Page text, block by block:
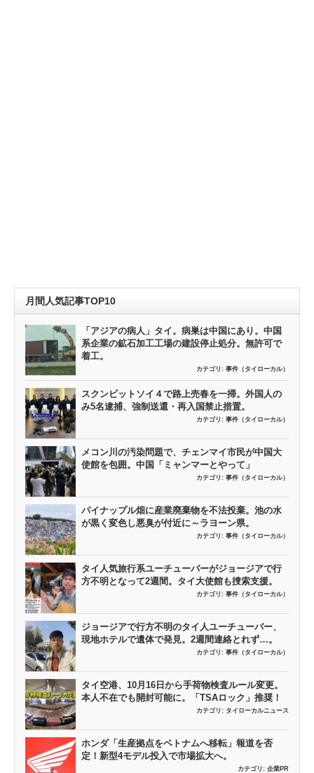
月間人気記事TOP10
「アジアの病人」タイ。病巣は中国にあり。中国
系企業の鉱石加工工場の建設停止処分。無許可で
着工。
カテゴリ: 事件（タイローカル）
スクンビットソイ４で路上売春を一掃。外国人の
み5名逮捕、強制送還・再入国禁止措置。
カテゴリ: 事件（タイローカル）
メコン川の汚染問題で、チェンマイ市民が中国大
使館を包囲。中国「ミャンマーとやって」
カテゴリ: 事件（タイローカル）
パイナップル畑に産業廃棄物を不法投棄。池の水
が黒く変色し悪臭が付近に～ラヨーン県。
カテゴリ: 事件（タイローカル）
タイ人気旅行系ユーチューバーがジョージアで行
方不明となって2週間。タイ大使館も捜索支援。
カテゴリ: 事件（タイローカル）
ジョージアで行方不明のタイ人ユーチューバー、
現地ホテルで遺体で発見。2週間連絡とれず…。
カテゴリ: 事件（タイローカル）
タイ空港、10月16日から手荷物検査ルール変更。
本人不在でも開封可能に。「TSAロック」推奨！
カテゴリ: タイローカルニュース
ホンダ「生産拠点をベトナムへ移転」報道を否
定！新型4モデル投入で市場拡大へ。
カテゴリ: 企業PR